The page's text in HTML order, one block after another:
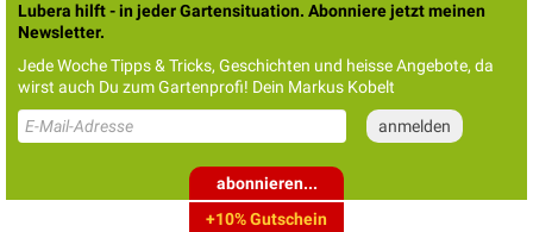
Lubera hilft - in jeder Gartensituation. Abonniere jetzt meinen
Newsletter.
Jede Woche Tipps & Tricks, Geschichten und heisse Angebote, da
wirst auch Du zum Gartenprofi! Dein Markus Kobelt
abonnieren...
+10% Gutschein